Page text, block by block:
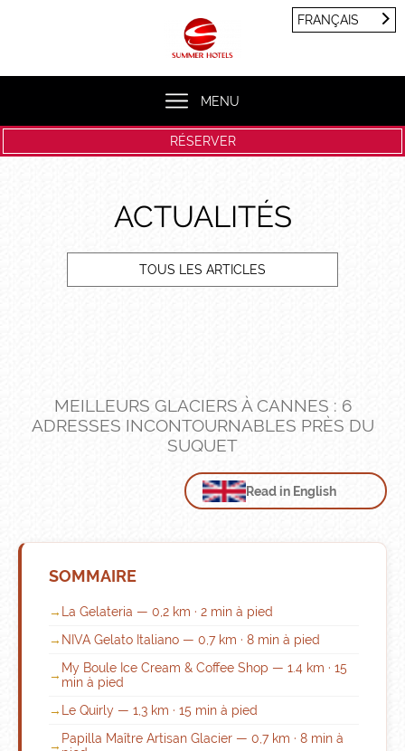
MENU
FRANÇAIS
RÉSERVER
ACTUALITÉS
TOUS LES ARTICLES
MEILLEURS GLACIERS À CANNES : 6
ADRESSES INCONTOURNABLES PRÈS DU
SUQUET
Read in English
SOMMAIRE
La Gelateria — 0,2 km · 2 min à pied
NIVA Gelato Italiano — 0,7 km · 8 min à pied
My Boule Ice Cream & Coffee Shop — 1.4 km · 15
min à pied
Le Quirly — 1,3 km · 15 min à pied
Papilla Maître Artisan Glacier — 0,7 km · 8 min à